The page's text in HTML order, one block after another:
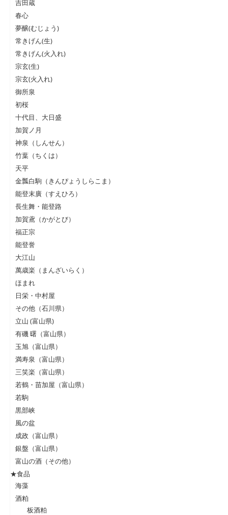
吉田蔵
春心
夢醸(むじょう)
常きげん(生)
常きげん(火入れ)
宗玄(生)
宗玄(火入れ)
御所泉
初桜
十代目、大日盛
加賀ノ月
神泉（しんせん）
竹葉（ちくは）
天平
金瓢白駒（きんぴょうしらこま）
能登末廣（すえひろ）
長生舞・能登路
加賀鳶（かがとび）
福正宗
能登誉
大江山
萬歳楽（まんざいらく）
ほまれ
日栄・中村屋
その他（石川県）
立山 (富山県)
有磯 曙（富山県）
玉旭（富山県）
満寿泉（富山県）
三笑楽（富山県）
若鶴・苗加屋（富山県）
若駒
黒部峡
風の盆
成政（富山県）
銀盤（富山県）
富山の酒（その他）
★食品
海藻
酒粕
板酒粕